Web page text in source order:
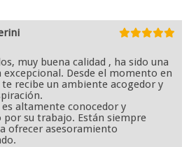
muy buena calidad , ha sido una
excepcional. Desde el momento en
recibe un ambiente acogedor y
es altamente conocedor y
por su trabajo. Están siempre
ofrecer asesoramiento